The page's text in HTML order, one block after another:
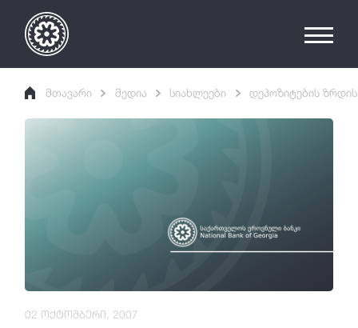
მთავარი მედია სიახლეები დეპოზიტების
02 ოქტომბერი, 2007